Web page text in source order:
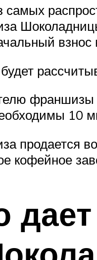
франшизы
10
продается
кофейное